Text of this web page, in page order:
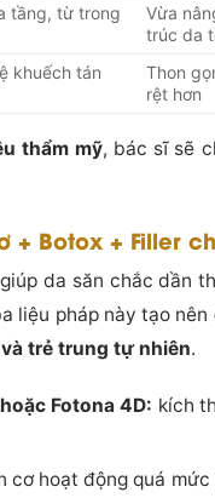
tầng, từ trong
Vừa
trúc da
khuếch tán
Thon
rệt hơn
thẩm mỹ, bác sĩ sẽ
Botox + Filler
giúp da săn chắc dần
liệu pháp này tạo nên
trẻ trung tự nhiên.
Fotona 4D: kích
cơ hoạt động quá